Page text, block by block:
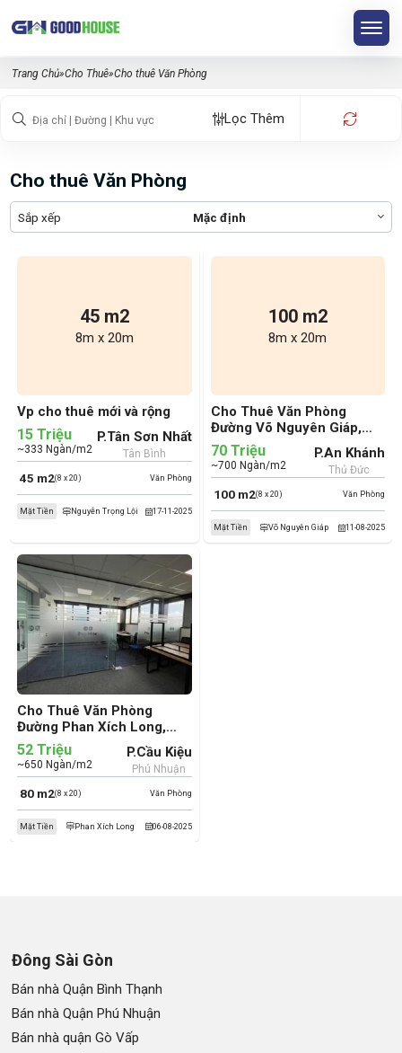
Trang Chủ»Cho Thuê»Cho thuê Văn Phòng
Lọc Thêm
Cho thuê Văn Phòng
Sắp xếp Mặc định
45 m2
8m x 20m
Vp cho thuê mới và rộng
Văn Phòng
45 m2(8 x 20)
15 Triệu
~333 Ngàn/m2
P.Tân Sơn Nhất
Tân Bình
17-11-2025
Mặt Tiền Nguyễn Trọng Lội
100 m2
8m x 20m
Cho Thuê Văn Phòng
Đường Võ Nguyên Giáp,
Phường An Khánh, Thành
phố Thủ Đức (cũ)
Văn Phòng
100 m2(8 x 20)
70 Triệu
~700 Ngàn/m2
P.An Khánh
Thủ Đức
11-08-2025
Mặt Tiền Võ Nguyên Giáp
Cho Thuê Văn Phòng
Đường Phan Xích Long,
Phường Cầu Kiệu, Quận
Phú Nhuận (cũ)
Văn Phòng
80 m2(8 x 20)
52 Triệu
~650 Ngàn/m2
P.Cầu Kiệu
Phú Nhuận
06-08-2025
Mặt Tiền Phan Xích Long
Đông Sài Gòn
Bán nhà Quận Bình Thạnh
Bán nhà Quận Phú Nhuận
Bán nhà quận Gò Vấp